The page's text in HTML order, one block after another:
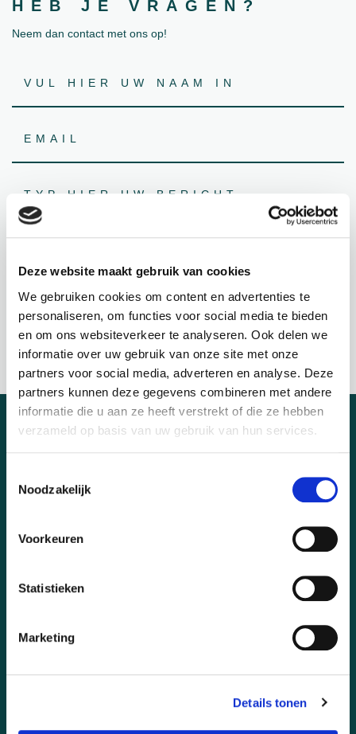
Deze website maakt gebruik van cookies
We gebruiken cookies om content en advertenties te
personaliseren, om functies voor social media te bieden
en om ons websiteverkeer te analyseren. Ook delen we
informatie over uw gebruik van onze site met onze
partners voor social media, adverteren en analyse. Deze
partners kunnen deze gegevens combineren met andere
informatie die u aan ze heeft verstrekt of die ze hebben
verzameld op basis van uw gebruik van hun services.
Noodzakelijk
Voorkeuren
Statistieken
Marketing
Details tonen
HEB JE VRAGEN?
Neem dan contact met ons op!
worden gewijzigd.
CONTACT